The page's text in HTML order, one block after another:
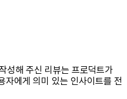
성해 주신 리뷰는 프로덕트가
자에게 의미 있는 인사이트를 전